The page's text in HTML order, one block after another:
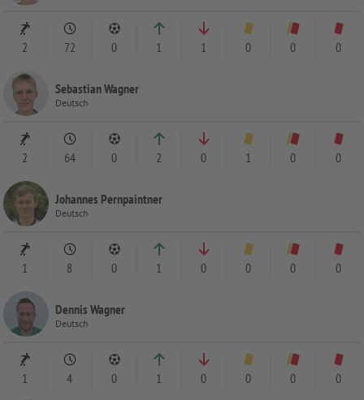
2 72 0 1 1 0 0 0
Sebastian Wagner
Deutsch
2 64 0 2 0 1 0 0
Johannes Pernpaintner
Deutsch
1 8 0 1 0 0 0 0
Dennis Wagner
Deutsch
1 4 0 1 0 0 0 0